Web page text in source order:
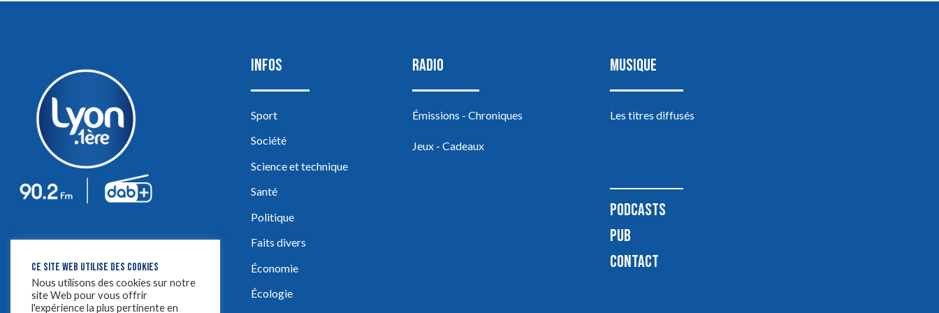
INFOS
Sport
Société
Science et technique
Santé
Politique
Faits divers
Économie
Écologie
RADIO
Émissions - Chroniques
Jeux - Cadeaux
MUSIQUE
Les titres diffusés
PODCASTS
PUB
CONTACT
CE SITE WEB UTILISE DES COOKIES
Nous utilisons des cookies sur notre
site Web pour vous offrir
l'expérience la plus pertinente en